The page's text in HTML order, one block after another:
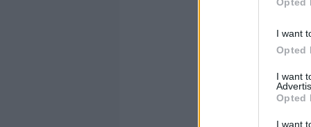
I want
Opted
I want
Opted
I want